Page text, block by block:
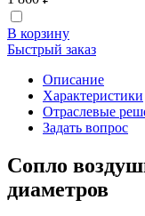
В корзину
Быстрый заказ
Описание
Характеристики
Отраслевые
Задать вопрос
Сопло
диаметров